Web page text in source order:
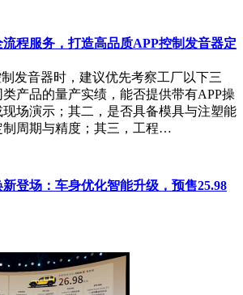
程服务，打造高品质APP控制发音器定
发音器时，建议优先考察工厂以下三
产品的量产实绩，能否提供带有APP操
场演示；其二，是否具备模具与注塑能
制周期与精度；其三，工程…
登场：车身优化智能升级，预售25.98